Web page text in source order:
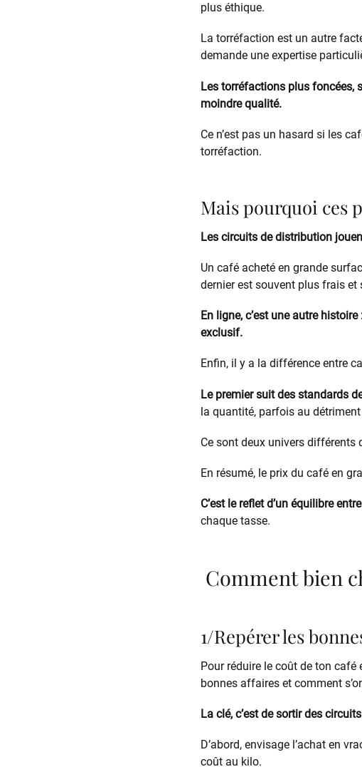
plus éthique.
La torréfaction est un autre
demande une expertise
Les torréfactions plus foncées,
moindre qualité.
Ce n’est pas un hasard si les
torréfaction.
Mais pourquoi ces
Les circuits de distribution
Un café acheté en grande
dernier est souvent plus frais et
En ligne, c’est une autre
exclusif.
Enfin, il y a la différence entre
Le premier suit des standards
la quantité, parfois au
Ce sont deux univers différents
En résumé, le prix du café en
C’est le reflet d’un équilibre
chaque tasse.
Comment bien
1/Repérer les
Pour réduire le coût de ton
bonnes affaires et comment
La clé, c’est de sortir des
D’abord, envisage l’achat en
coût au kilo.